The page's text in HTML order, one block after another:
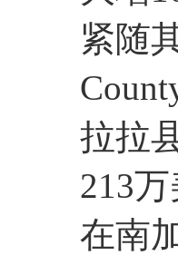
紧随
拉拉
213万
在南